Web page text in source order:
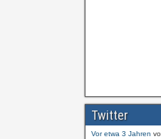
Twitter
ift.tt/wdhtnmI
Vor etwa 3 Jahren